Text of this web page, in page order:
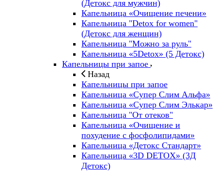
(Детокс для мужчин)
Капельница «Очищение печени»
Капельница "Detox for women"
(Детокс для женщин)
Капельница "Можно за руль"
Капельница «5Detox» (5 Детокс)
Капельницы при запое
Назад
Капельницы при запое
Капельница «Супер Слим Альфа»
Капельница «Супер Слим Элькар»
Капельница "От отеков"
Капельница «Очищение и
похудение с фосфолипидами»
Капельница «Детокс Стандарт»
Капельница «3D DETOX» (3Д
Детокс)